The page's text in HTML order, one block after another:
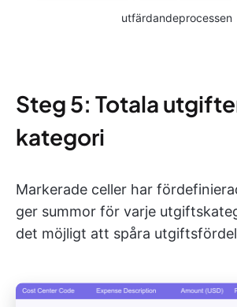
utfärdandeprocessen
Steg 5: Totala
kategori
Markerade celler har
ger summor för varje
det möjligt att spåra